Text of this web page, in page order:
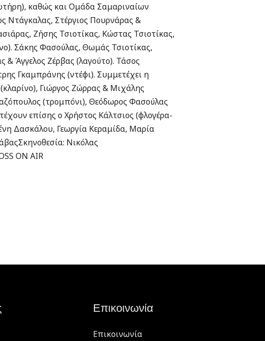
καθώς και Ομάδα Σαμαριναίων
Ντάγκαλας, Στέργιος Πουρνάρας &
Ζήσης Τσιοτίκας, Κώστας Τσιοτίκας,
Σάκης Φασούλας, Θωμάς Τσιοτίκας,
& Άγγελος Ζέρβας (λαγούτο). Τάσος
Γκαμπράνης (ντέφι). Συμμετέχει η
Γιώργος Ζώρρας & Μιχάλης
(τρομπόνι), Θεόδωρος Φασούλας
επίσης ο Χρήστος Κάλτσιος (φλογέρα-
Δασκάλου, Γεωργία Κεραμίδα, Μαρία
Νικόλας
ON AIR
Επικοινωνία
Επικοινωνία